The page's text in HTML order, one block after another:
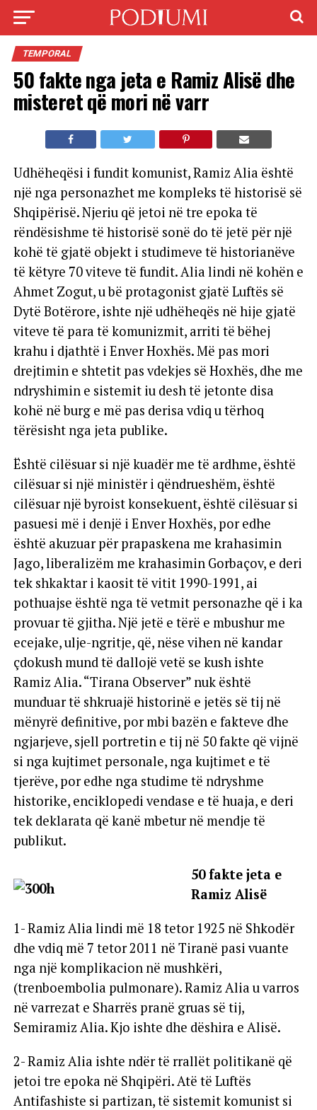
TEMPORAL
50 fakte nga jeta e Ramiz Alisë dhe
misteret që mori në varr
Udhëheqësi i fundit komunist, Ramiz Alia është
një nga personazhet me kompleks të historisë së
Shqipërisë. Njeriu që jetoi në tre epoka të
rëndësishme të historisë sonë do të jetë për një
kohë të gjatë objekt i studimeve të historianëve
të këtyre 70 viteve të fundit. Alia lindi në kohën e
Ahmet Zogut, u bë protagonist gjatë Luftës së
Dytë Botërore, ishte një udhëheqës në hije gjatë
viteve të para të komunizmit, arriti të bëhej
krahu i djathtë i Enver Hoxhës. Më pas mori
drejtimin e shtetit pas vdekjes së Hoxhës, dhe me
ndryshimin e sistemit iu desh të jetonte disa
kohë në burg e më pas derisa vdiq u tërhoq
tërësisht nga jeta publike.
Është cilësuar si një kuadër me të ardhme, është
cilësuar si një ministër i qëndrueshëm, është
cilësuar një byroist konsekuent, është cilësuar si
pasuesi më i denjë i Enver Hoxhës, por edhe
është akuzuar për prapaskena me krahasimin
Jago, liberalizëm me krahasimin Gorbaçov, e deri
tek shkaktar i kaosit të vitit 1990-1991, ai
pothuajse është nga të vetmit personazhe që i ka
provuar të gjitha. Një jetë e tërë e mbushur me
ecejake, ulje-ngritje, që, nëse vihen në kandar
çdokush mund të dallojë vetë se kush ishte
Ramiz Alia. “Tirana Observer” nuk është
munduar të shkruajë historinë e jetës së tij në
mënyrë definitive, por mbi bazën e fakteve dhe
ngjarjeve, sjell portretin e tij në 50 fakte që vijnë
si nga kujtimet personale, nga kujtimet e të
tjerëve, por edhe nga studime të ndryshme
historike, enciklopedi vendase e të huaja, e deri
tek deklarata që kanë mbetur në mendje të
publikut.
50 fakte jeta e
Ramiz Alisë
1- Ramiz Alia lindi më 18 tetor 1925 në Shkodër
dhe vdiq më 7 tetor 2011 në Tiranë pasi vuante
nga një komplikacion në mushkëri,
(trenboembolia pulmonare). Ramiz Alia u varros
në varrezat e Sharrës pranë gruas së tij,
Semiramiz Alia. Kjo ishte dhe dëshira e Alisë.
2- Ramiz Alia ishte ndër të rrallët politikanë që
jetoi tre epoka në Shqipëri. Atë të Luftës
Antifashiste si partizan, të sistemit komunist si